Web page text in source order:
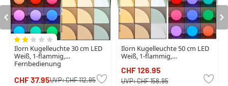
Ilorn Kugelleuchte 30 cm LED
Weiß, 1-flammig,
Fernbedienung
CHF 37.95UVP:CHF 112.95
Ilorn Kugelleuchte 50 cm LED
Weiß, 1-flammig,
CHF 126.95
UVP:CHF 158.95